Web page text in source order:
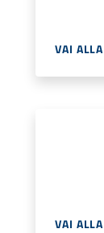
VAI
VAI